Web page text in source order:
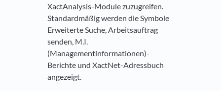
XactAnalysis-Module zuzugreifen.
Standardmäßig werden die Symbole
Erweiterte Suche, Arbeitsauftrag
senden, M.I.
(Managementinformationen)-
Berichte und XactNet-Adressbuch
angezeigt.